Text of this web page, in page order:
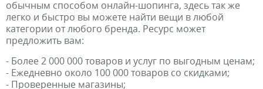
обычным способом онлайн-шопинга, здесь так же
легко и быстро вы можете найти вещи в любой
категории от любого бренда. Ресурс может
предложить вам:
- Более 2 000 000 товаров и услуг по выгодным ценам;
- Ежедневно около 100 000 товаров со скидками;
- Проверенные магазины;